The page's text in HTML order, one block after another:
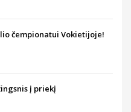
čempionatui Vokietijoje!
į priekį